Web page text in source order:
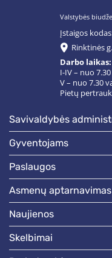
Valstybės
Įstaigos
Rinktinės
Darbo laikas:
I-IV – nuo
V – nuo 7.30
Pietų
savivaldybės
gyventojams
paslaugos
asmenų aptarnavimas
naujienos
skelbimai